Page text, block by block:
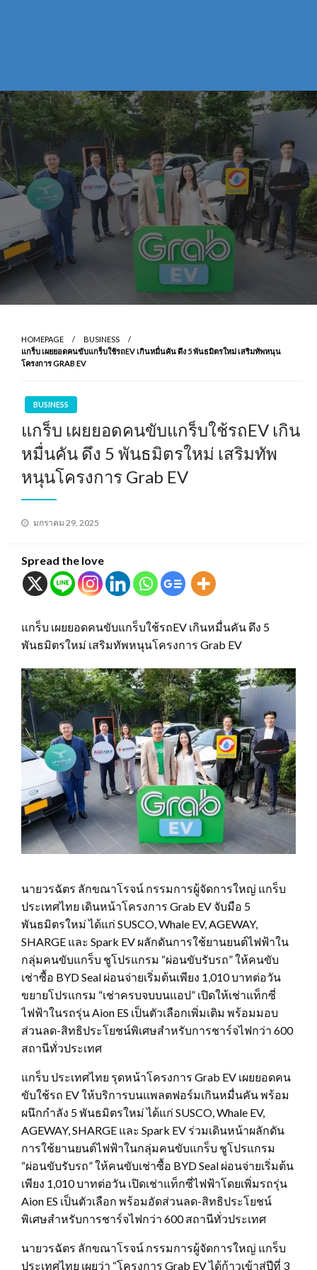
HOMEPAGE
BUSINESS
แกร็บ เผยยอดคนขับแกร็บใช้รถEV เกินหมื่นคัน ดึง 5 พันธมิตรใหม่ เสริมทัพหนุน
โครงการ GRAB EV
BUSINESS
แกร็บ เผยยอดคนขับแกร็บใช้รถEV เกิน
หมื่นคัน ดึง 5 พันธมิตรใหม่ เสริมทัพ
หนุนโครงการ Grab EV
Posted
มกราคม 29, 2025
Spread the love
แกร็บ เผยยอดคนขับแกร็บใช้รถEV เกินหมื่นคัน ดึง 5
พันธมิตรใหม่ เสริมทัพหนุนโครงการ Grab EV
นายวรฉัตร ลักขณาโรจน์ กรรมการผู้จัดการใหญ่ แกร็บ
ประเทศไทย เดินหน้าโครงการ Grab EV จับมือ 5
พันธมิตรใหม่ ได้แก่ SUSCO, Whale EV, AGEWAY,
SHARGE และ Spark EV ผลักดันการใช้ยานยนต์ไฟฟ้าใน
กลุ่มคนขับแกร็บ ชูโปรแกรม “ผ่อนขับรับรถ” ให้คนขับ
เช่าซื้อ BYD Seal ผ่อนจ่ายเริ่มต้นเพียง 1,010 บาทต่อวัน
ขยายโปรแกรม “เช่าครบจบบนแอป” เปิดให้เช่าแท็กซี่
ไฟฟ้าในรถรุ่น Aion ES เป็นตัวเลือกเพิ่มเติม พร้อมมอบ
ส่วนลด-สิทธิประโยชน์พิเศษสำหรับการชาร์จไฟกว่า 600
สถานีทั่วประเทศ
แกร็บ ประเทศไทย รุดหน้าโครงการ Grab EV เผยยอดคน
ขับใช้รถ EV ให้บริการบนแพลตฟอร์มเกินหมื่นคัน พร้อม
ผนึกกำลัง 5 พันธมิตรใหม่ ได้แก่ SUSCO, Whale EV,
AGEWAY, SHARGE และ Spark EV ร่วมเดินหน้าผลักดัน
การใช้ยานยนต์ไฟฟ้าในกลุ่มคนขับแกร็บ ชูโปรแกรม
“ผ่อนขับรับรถ” ให้คนขับเช่าซื้อ BYD Seal ผ่อนจ่ายเริ่มต้น
เพียง 1,010 บาทต่อวัน เปิดเช่าแท็กซี่ไฟฟ้าโดยเพิ่มรถรุ่น
Aion ES เป็นตัวเลือก พร้อมอัดส่วนลด-สิทธิประโยชน์
พิเศษสำหรับการชาร์จไฟกว่า 600 สถานีทั่วประเทศ
นายวรฉัตร ลักขณาโรจน์ กรรมการผู้จัดการใหญ่ แกร็บ
ประเทศไทย เผยว่า “โครงการ Grab EV ได้ก้าวเข้าสู่ปีที่ 3